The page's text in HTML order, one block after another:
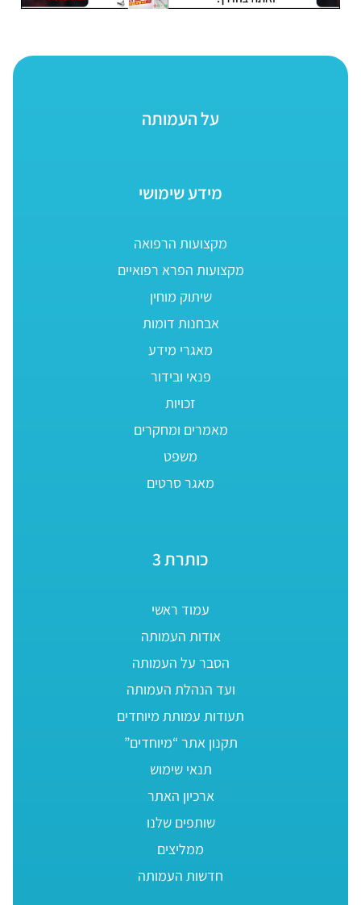
על העמותה
מידע שימושי
מקצועות הרפואה
מקצועות הפרא רפואיים
שיתוק מוחין
אבחנות דומות
מאגרי מידע
פנאי ובידור
זכויות
מאמרים ומחקרים
משפט
מאגר סרטים
כותרת 3
עמוד ראשי
אודות העמותה
הסבר על העמותה
ועד הנהלת העמותה
תעודות עמותת מיוחדים
תקנון אתר “מיוחדים”
תנאי שימוש
ארכיון האתר
שותפים שלנו
ממליצים
חדשות העמותה